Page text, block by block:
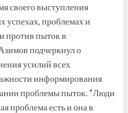
своего выступления
успехах, проблемах и
против пыток в
подчеркнул о
усилий всех
информирования
проблемы пыток. “Люди
проблема есть и она в